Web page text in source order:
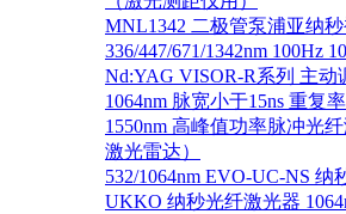
MNL1342 二极管泵浦亚纳
336/447/671/1342nm 100Hz
Nd:YAG VISOR-R系列 主动
1064nm 脉宽小于15ns 重复
1550nm 高峰值功率脉冲光
激光雷达）
532/1064nm EVO-UC-NS 纳
UKKO 纳秒光纤激光器